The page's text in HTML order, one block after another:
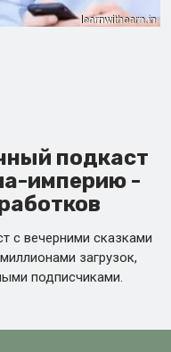
подкаст
империю -
с вечерними сказками
загрузок,
подписчиками.